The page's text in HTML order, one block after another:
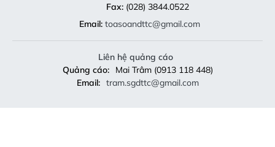
Fax:(028) 3844.0522
Email: toasoandttc@gmail.com
Liên hệ quảng cáo
Quảng cáo:
Mai Trâm (0913 118 448)
Email: tram.sgdttc@gmail.com